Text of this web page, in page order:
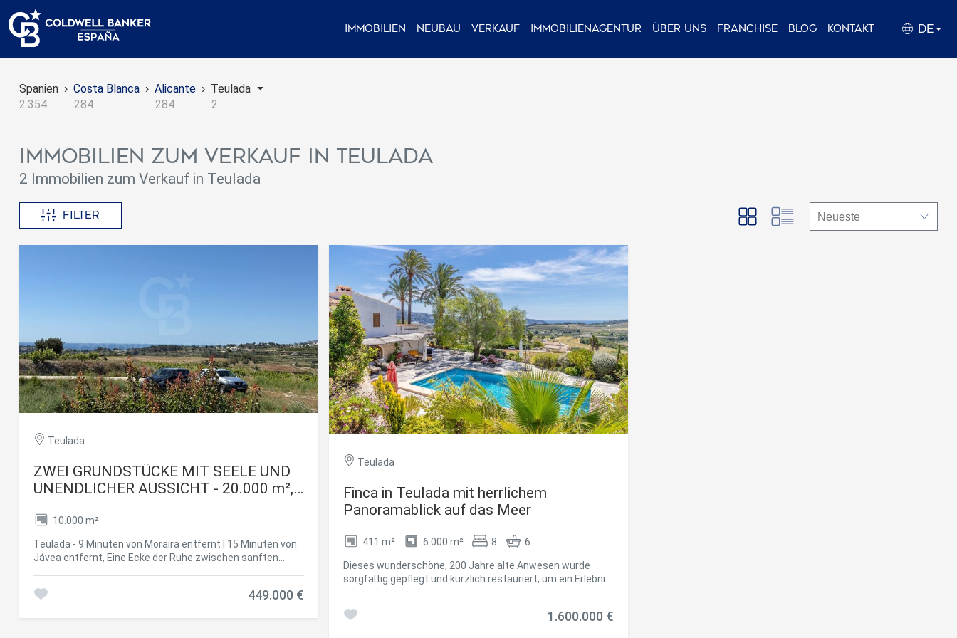
Immobilien Neubau Verkauf Immobilienagentur Über uns Franchise Blog Kontakt DE
Spanien
2.354
Costa Blanca
284
Alicante
284
Teulada
2
Immobilien zum Verkauf in Teulada
2 Immobilien zum Verkauf in Teulada
Filter
Teulada
ZWEI GRUNDSTÜCKE MIT SEELE UND
UNENDLICHER AUSSICHT - 20.000 m²,
10.000 m²
10.000 m²
Teulada - 9 Minuten von Moraira entfernt | 15 Minuten von
Jávea entfernt, Eine Ecke der Ruhe zwischen sanften
Mittelmeer atmen. Die Umgebung ist einfach magisch:
449.000 €
Teulada
Finca in Teulada mit herrlichem
Panoramablick auf das Meer
411 m² 6.000 m² 8 6
Dieses wunderschöne, 200 Jahre alte Anwesen wurde
sorgfältig gepflegt und kürzlich restauriert, um ein Erlebnis
Meer und die Berge, mit einer perfekten Südausrichtung,
1.600.000 €
Cookies ändern
Technik und Funktional
Dienste zu verbessern. Wenn Sie weiter surfen, akzeptieren Sie deren Installation. Der
Benutzer hat die Möglichkeit, seinen Browser zu konfigurieren und auf Wunsch zu
dass dies zu Schwierigkeiten beim Navigieren auf der Website führen kann.
Analytik und Anpassung